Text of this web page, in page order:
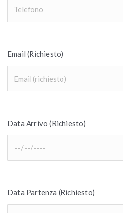
Email (Richiesto)
Data Arrivo (Richiesto)
Data Partenza (Richiesto)